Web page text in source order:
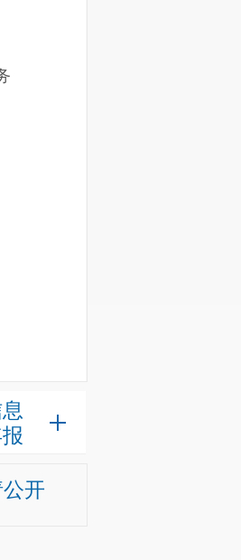
开